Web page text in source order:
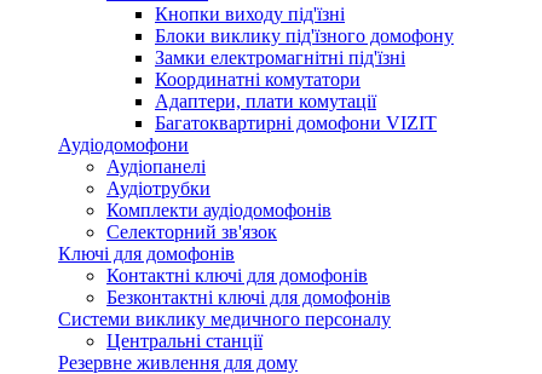
Кнопки виходу під'їзні
Блоки виклику під'їзного домофону
Замки електромагнітні під'їзні
Координатні комутатори
Адаптери, плати комутації
Багатоквартирні домофони VIZIT
Аудіодомофони
Аудіопанелі
Аудіотрубки
Комплекти аудіодомофонів
Селекторний зв'язок
Ключі для домофонів
Контактні ключі для домофонів
Безконтактні ключі для домофонів
Системи виклику медичного персоналу
Центральні станції
Резервне живлення для дому